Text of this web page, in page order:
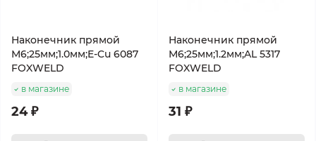
Наконечник прямой
М6;25мм;1.0мм;E-Cu 6087
FOXWELD
в магазине
24 ₽
Наконечник прямой
М6;25мм;1.2мм;AL 5317
FOXWELD
в магазине
31 ₽